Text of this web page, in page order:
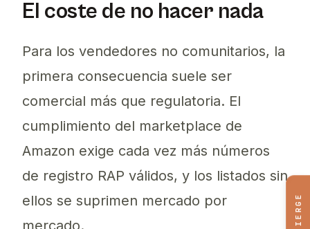
El coste de no hacer nada
Para los vendedores no comunitarios, la
primera consecuencia suele ser
comercial más que regulatoria. El
cumplimiento del marketplace de
Amazon exige cada vez más números
de registro RAP válidos, y los listados sin
ellos se suprimen mercado por
mercado.